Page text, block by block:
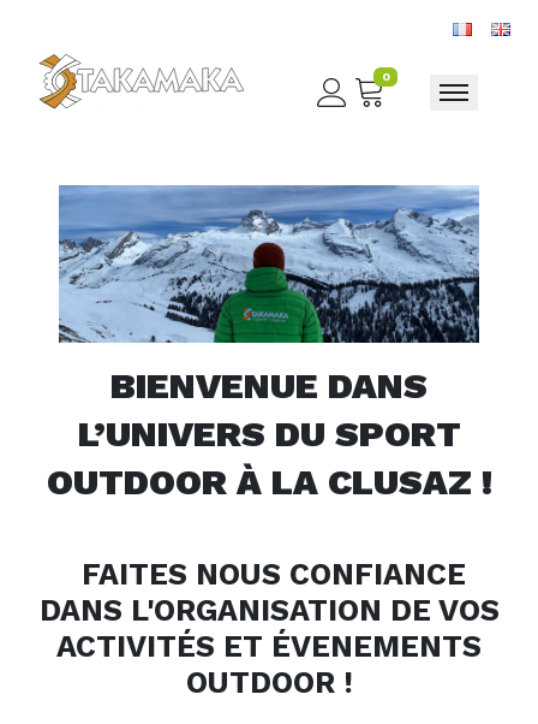
0
Toggle
BIENVENUE DANS
L’UNIVERS DU SPORT
OUTDOOR À LA CLUSAZ !
FAITES NOUS CONFIANCE
DANS L'ORGANISATION DE VOS
ACTIVITÉS ET ÉVENEMENTS
OUTDOOR !